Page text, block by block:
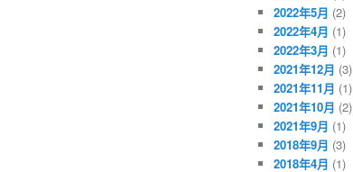
2022年5月 (2)
2022年4月 (1)
2022年3月 (1)
2021年12月 (3)
2021年11月 (1)
2021年10月 (2)
2021年9月 (1)
2018年9月 (3)
2018年4月 (1)